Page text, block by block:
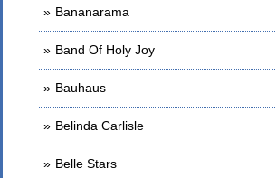
Bananarama
Band Of Holy Joy
Bauhaus
Belinda Carlisle
Belle Stars